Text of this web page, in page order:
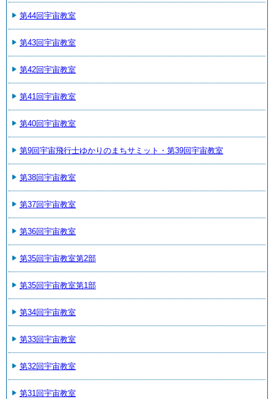
第44回宇宙教室
第43回宇宙教室
第42回宇宙教室
第41回宇宙教室
第40回宇宙教室
第9回宇宙飛行士ゆかりのまちサミット・第39回宇宙教室
第38回宇宙教室
第37回宇宙教室
第36回宇宙教室
第35回宇宙教室第2部
第35回宇宙教室第1部
第34回宇宙教室
第33回宇宙教室
第32回宇宙教室
第31回宇宙教室